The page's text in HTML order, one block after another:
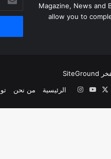
Magazine, News and
allow you to
بريدك
SiteGround
الرئيسية
من نحن ‫YouTube
انستقرام